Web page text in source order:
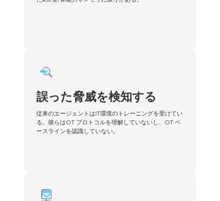
誤った脅威を検知する
従来のエージェントはIT環境のトレーニングを受けてい
る。彼らはOT プロトコルを理解していないし、OT ベ
ースラインを認識していない。